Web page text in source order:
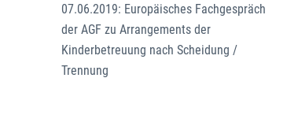
07.06.2019: Europäisches Fachgespräch
der AGF zu Arrangements der
Kinderbetreuung nach Scheidung /
Trennung